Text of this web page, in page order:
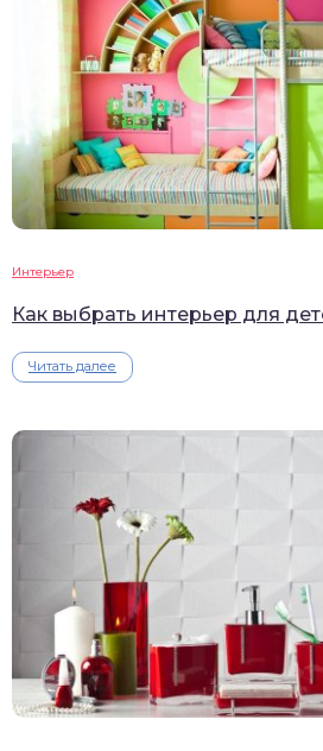
Интерьер
Как выбрать интерьер для
Читать далее